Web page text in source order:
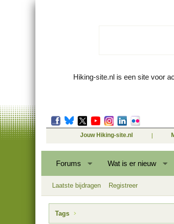
Hiking-site.nl is een site voor
Jouw Hiking-site.nl
Forums Wat is er nieuw
Laatste bijdragen Registreer
Tags